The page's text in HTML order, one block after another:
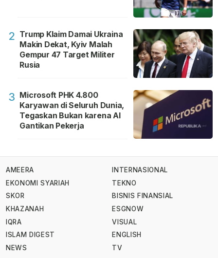
2 Trump Klaim Damai Ukraina
Makin Dekat, Kyiv Malah
Gempur 47 Target Militer
Rusia
3 Microsoft PHK 4.800
Karyawan di Seluruh Dunia,
Tegaskan Bukan karena AI
Gantikan Pekerja
AMEERA
EKONOMI SYARIAH
SKOR
KHAZANAH
IQRA
ISLAM DIGEST
NEWS
INTERNASIONAL
TEKNO
BISNIS FINANSIAL
ESGNOW
VISUAL
ENGLISH
TV